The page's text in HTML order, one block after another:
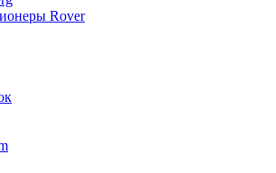
Rover